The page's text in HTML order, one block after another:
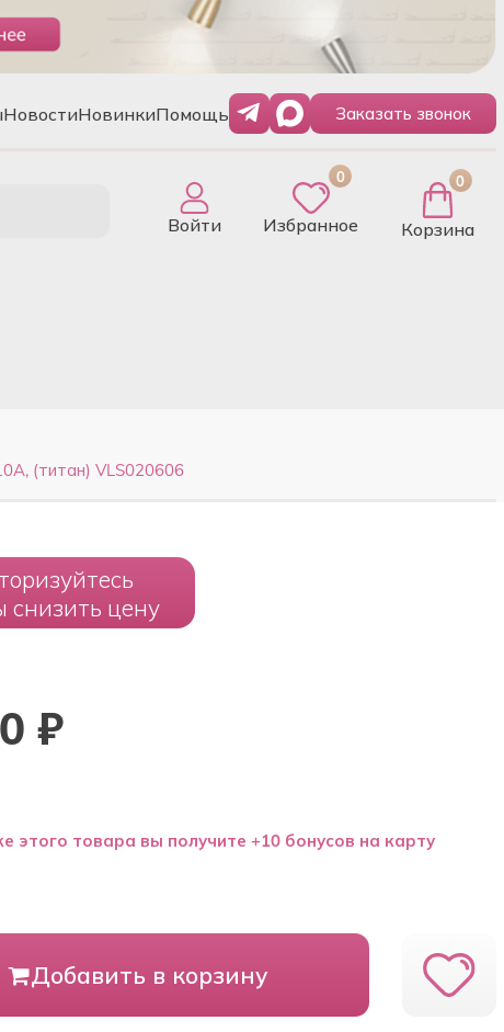
НовостиНовинкиПомощь Заказать звонок
Войти
0
Избранное
0
Корзина
(титан) VLS020606
снизить цену
₽
этого товара вы получите +10 бонусов на карту
Добавить в корзину